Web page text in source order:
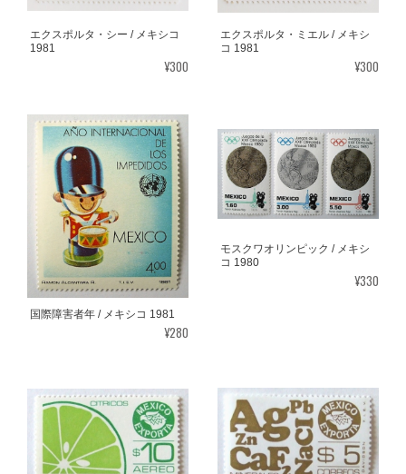
エクスポルタ・シー / メキシコ
1981
¥300
エクスポルタ・ミエル / メキシ
コ 1981
¥300
国際障害者年 / メキシコ 1981
¥280
モスクワオリンピック / メキシ
コ 1980
¥330